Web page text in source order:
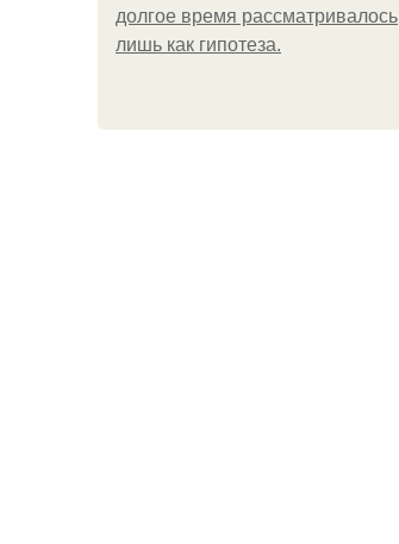
долгое время рассматривалось
лишь как гипотеза.